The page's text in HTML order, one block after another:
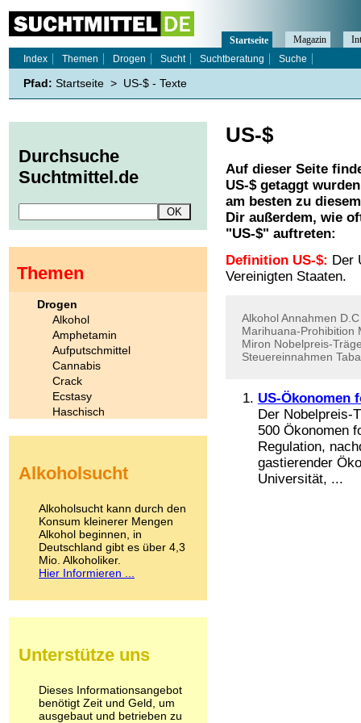
US-$
Auf dieser Seite
US-$getaggt
am besten zu
Dir außerdem, wie
"US-$" auftreten:
Definition US-$: Der
Vereinigten Staaten.
AlkoholAnnahmen D.C
Marihuana-Prohibition
Miron Nobelpreis-
Steuereinnahmen
US-Ökonomen
Der Nobelpreis-
500 Ökonomen
Regulation,
gastierender
Universität, ...
Startseite Magazin
Index
Themen Drogen Sucht Suchtberatung Suche
Pfad: Startseite > US-$ - Texte
Durchsuche
Suchtmittel.de
Themen
Drogen
Alkohol
Amphetamin
Aufputschmittel
Cannabis
Crack
Ecstasy
Haschisch
Kokain
LSD
Marihuana
Medikamente
Meskalin
Metamphetamin
Methadon
Pilze
Psychopharmaka
Schlafmittel
Schmerzmittel
Alkoholsucht
Alkoholsucht kann durch den
Konsum kleinerer Mengen
Alkohol beginnen, in
Deutschland gibt es über 4,3
Mio. Alkoholiker.
Hier Informieren ...
Unterstütze uns
Dieses Informationsangebot
benötigt Zeit und Geld, um
ausgebaut und betrieben zu